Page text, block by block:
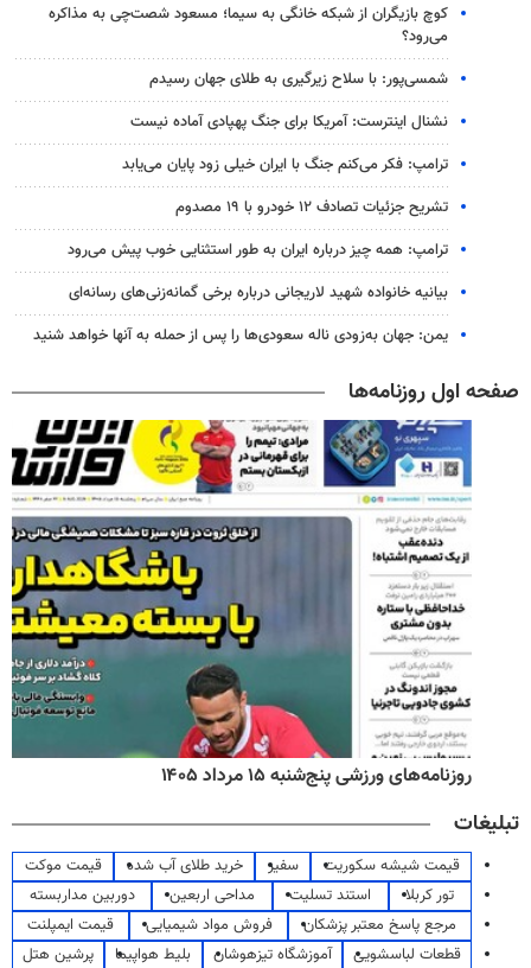
کوچ بازیگران از شبکه خانگی به سیما؛ مسعود شصت‌چی به مذاکره
می‌رود؟
شمسی‌پور: با سلاح زیرگیری به طلای جهان رسیدم
نشنال اینترست: آمریکا برای جنگ پهپادی آماده نیست
ترامپ: فکر می‌کنم جنگ با ایران خیلی زود پایان می‌یابد
تشریح جزئیات تصادف ۱۲ خودرو با ۱۹ مصدوم
ترامپ: همه چیز درباره ایران به طور استثنایی خوب پیش می‌رود
بیانیه خانواده شهید لاریجانی درباره برخی گمانه‌زنی‌های رسانه‌ای
یمن: جهان به‌زودی ناله سعودی‌ها را پس از حمله به آنها خواهد شنید
صفحه اول روزنامه‌ها
روزنامه‌های ورزشی پنج‌شنبه ۱۵ مرداد ۱۴۰۵
تبلیغات
قیمت شیشه سکوریت سفیر خرید طلای آب شده
قیمت موکت
تور کربلا
استند تسلیت مداحی اربعین
دوربین مداربسته
مرجع پاسخ معتبر پزشکان
فروش مواد شیمیایی
قیمت ایمپلنت
قطعات لباسشویی
آموزشگاه تیزهوشان بلیط هواپیما
پرشین هتل